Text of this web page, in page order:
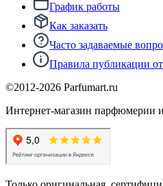
График работы
Как заказать
Часто задаваемые
Правила публикации
©2012-2026 Parfumart.ru
Интернет-магазин парфюмерии